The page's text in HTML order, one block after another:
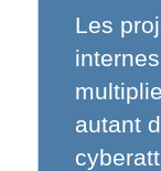
Les
autant